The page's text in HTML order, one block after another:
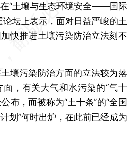
“土壤与生态环境安全——国际
论坛上表示，面对日益严峻的土
快推进土壤污染防治立法刻不
污染防治方面的立法较为落
面，有关大气和水污染的“气十
布，而被称为“土十条”的“全国
划”何时出炉，在此前已经成为